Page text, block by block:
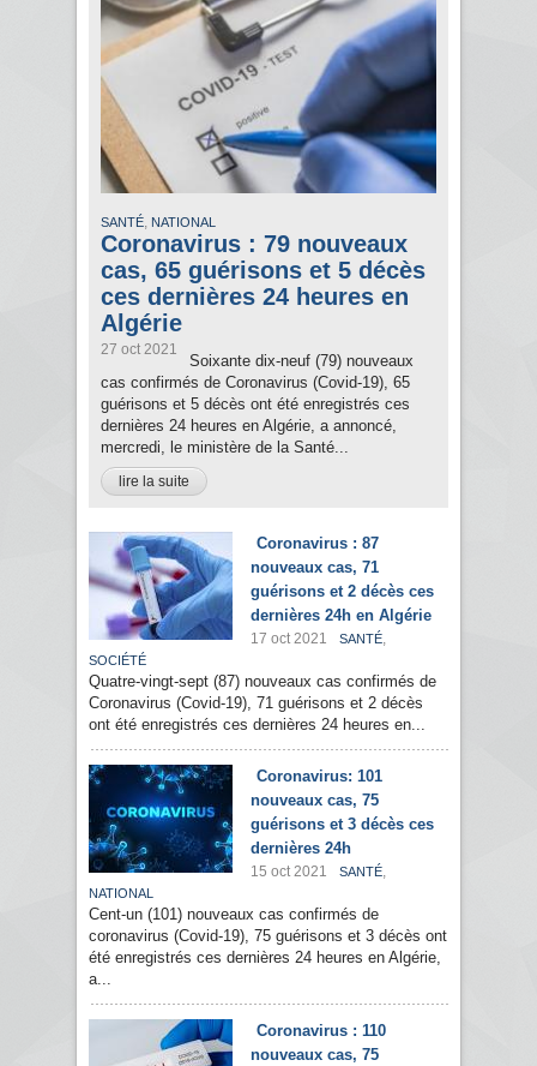
SANTÉ, NATIONAL
Coronavirus : 79 nouveaux
cas, 65 guérisons et 5 décès
ces dernières 24 heures en
Algérie
27 oct 2021
Soixante dix-neuf (79) nouveaux
cas confirmés de Coronavirus (Covid-19), 65
guérisons et 5 décès ont été enregistrés ces
dernières 24 heures en Algérie, a annoncé,
mercredi, le ministère de la Santé...
lire la suite
Coronavirus : 87
nouveaux cas, 71
guérisons et 2 décès ces
dernières 24h en Algérie
17 oct 2021 SANTÉ,
SOCIÉTÉ
Quatre-vingt-sept (87) nouveaux cas confirmés de
Coronavirus (Covid-19), 71 guérisons et 2 décès
ont été enregistrés ces dernières 24 heures en...
Coronavirus: 101
nouveaux cas, 75
guérisons et 3 décès ces
dernières 24h
15 oct 2021 SANTÉ,
NATIONAL
Cent-un (101) nouveaux cas confirmés de
coronavirus (Covid-19), 75 guérisons et 3 décès ont
été enregistrés ces dernières 24 heures en Algérie,
a...
Coronavirus : 110
nouveaux cas, 75